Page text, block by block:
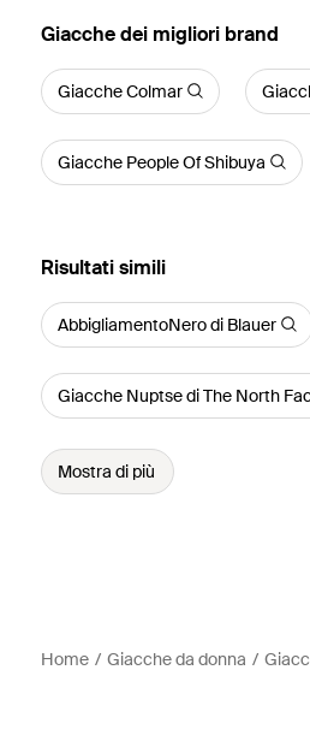
‪Giacche‬ dei migliori brand
Giacche Colmar
Giacche People Of Shibuya
Risultati simili
AbbigliamentoNero di Blauer
Giacche Nuptse di The North
Mostra di più
Home Giacche da donna